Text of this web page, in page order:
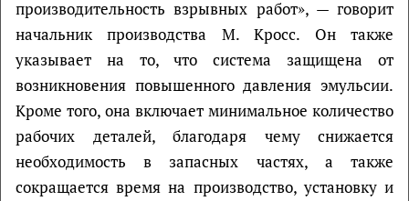
производительность взрывных работ», — говорит
начальник производства М. Кросс. Он также
указывает на то, что система защищена от
возникновения повышенного давления эмульсии.
Кроме того, она включает минимальное количество
рабочих деталей, благодаря чему снижается
необходимость в запасных частях, а также
сокращается время на производство, установку и